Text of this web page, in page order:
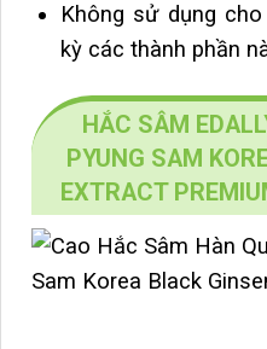
Không sử dụng
kỳ các thành phần
HẮC SÂM
PYUNG SAM
EXTRACT